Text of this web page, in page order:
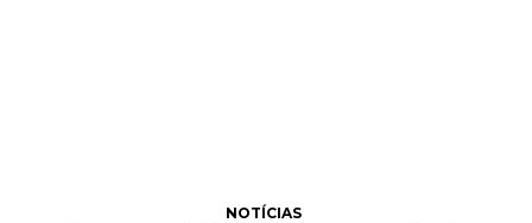
NOTÍCIAS